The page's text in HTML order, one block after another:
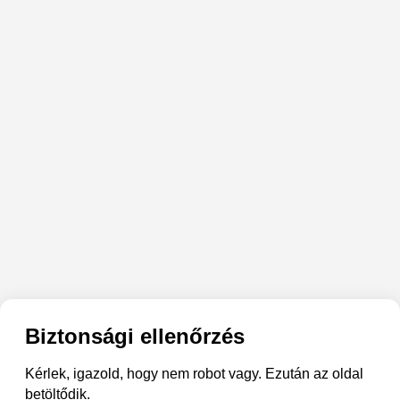
Biztonsági ellenőrzés
Kérlek, igazold, hogy nem robot vagy. Ezután az oldal
betöltődik.